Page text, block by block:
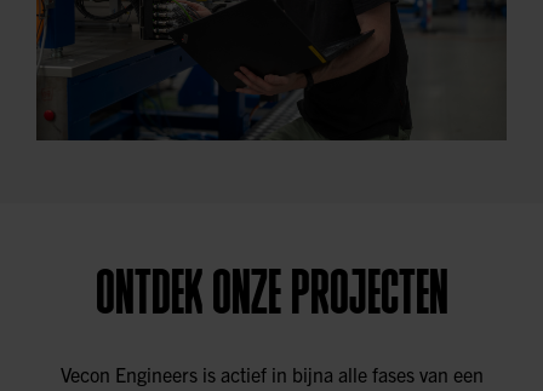
ONTDEK ONZE PROJECTEN
Vecon Engineers is actief in bijna alle fases van een